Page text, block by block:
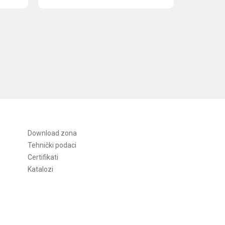
Download zona
Tehnički podaci
Certifikati
Katalozi